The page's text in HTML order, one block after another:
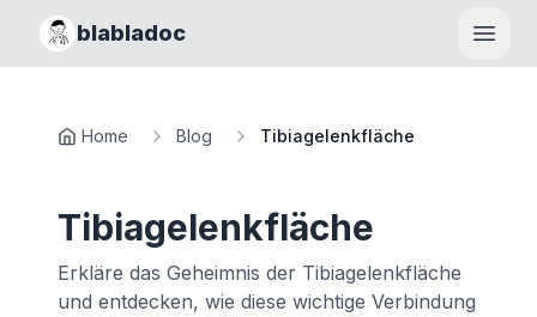
blabladoc
Home Blog Tibiagelenkfläche
Tibiagelenkfläche
Erkläre das Geheimnis der Tibiagelenkfläche
und entdecken, wie diese wichtige Verbindung